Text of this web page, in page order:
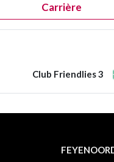
Carrière
Club Friendlies 3